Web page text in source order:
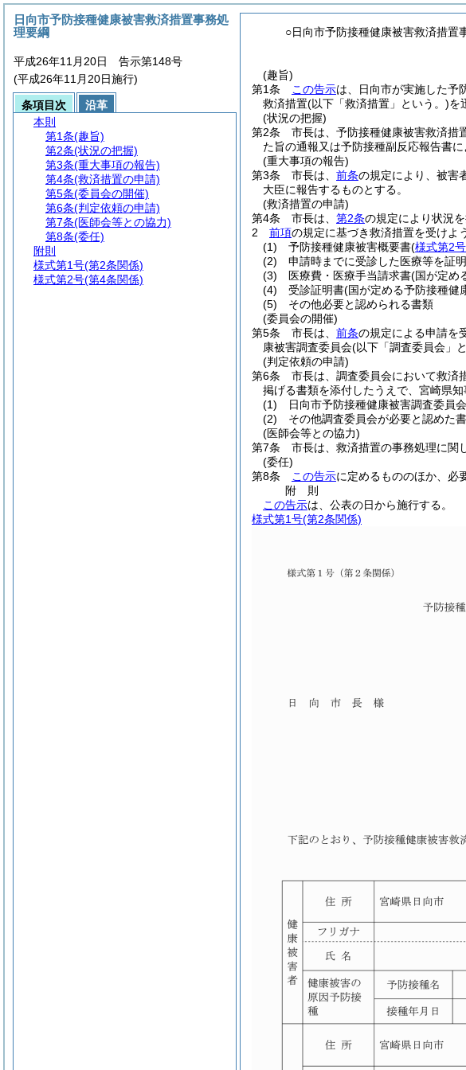
○日向市予防接種健康被害救済措置
(趣旨)
第1条
この告示は、日向市が実施した予
救済措置(以下「救済措置」という。)を
(状況の把握)
第2条
市長は、予防接種健康被害救済措
た旨の通報又は予防接種副反応報告書
(重大事項の報告)
第3条
市長は、 前条の規定により、被害
大臣に報告するものとする。
(救済措置の申請)
第4条
市長は、 第2条の規定により状況
2
前項の規定に基づき救済措置を受けよ
(1)
予防接種健康被害概要書(様式第2号
(2)
申請時までに受診した医療等を証
(3)
医療費・医療手当請求書(国が定め
(4)
受診証明書(国が定める予防接種健
(5)
その他必要と認められる書類
(委員会の開催)
第5条
市長は、 前条の規定による申請を
康被害調査委員会(以下「調査委員会」
(判定依頼の申請)
第6条
市長は、調査委員会において救済
掲げる書類を添付したうえで、宮崎県
(1)
日向市予防接種健康被害調査委員
(2)
その他調査委員会が必要と認めた
(医師会等との協力)
第7条
市長は、救済措置の事務処理に関
(委任)
第8条
この告示に定めるもののほか、必
附 則
この告示は、公表の日から施行する。
様式第1号(第2条関係)
日向市予防接種健康被害救済措置事務処
理要綱
平成26年11月20日 告示第148号
(平成26年11月20日施行)
条項目次
沿革
本則
第1条(趣旨)
第2条(状況の把握)
第3条(重大事項の報告)
第4条(救済措置の申請)
第5条(委員会の開催)
第6条(判定依頼の申請)
第7条(医師会等との協力)
第8条(委任)
附則
様式第1号(第2条関係)
様式第2号(第4条関係)